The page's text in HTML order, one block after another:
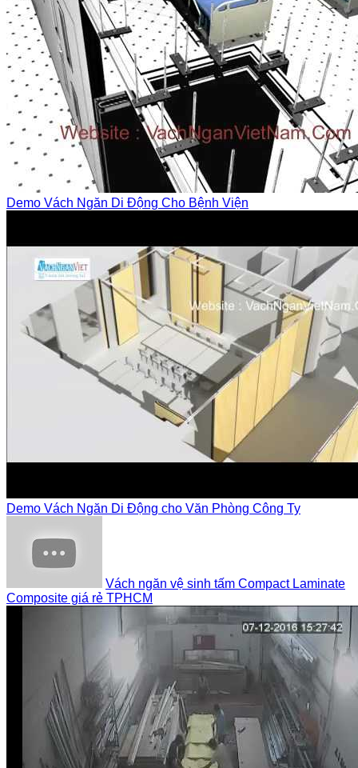
Demo Vách Ngăn Di Động Cho Bệnh Viện
Demo Vách Ngăn Di Động cho Văn Phòng Công Ty
Vách ngăn vệ sinh tấm Compact Laminate
Composite giá rẻ TPHCM